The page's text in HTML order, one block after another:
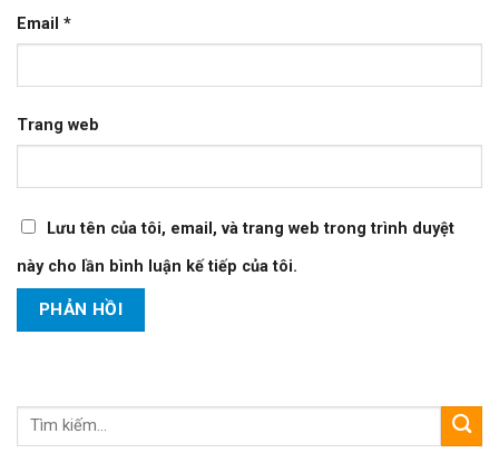
Email *
Trang web
Lưu tên của tôi, email, và trang web trong trình duyệt
này cho lần bình luận kế tiếp của tôi.